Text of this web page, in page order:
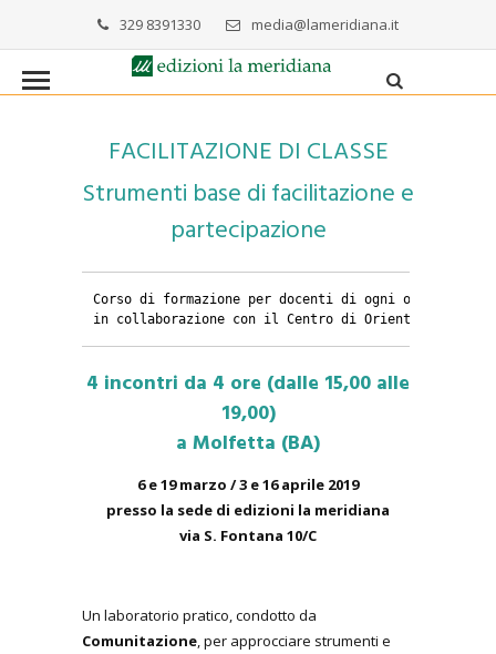
329 8391330 media@lameridiana.it
FACILITAZIONE DI CLASSE
Strumenti base di facilitazione e
partecipazione
Corso di formazione per docenti di ogni ordine e
in collaborazione con il Centro di Orientamento
4 incontri da 4 ore (dalle 15,00 alle
19,00)
a Molfetta (BA)
6 e 19 marzo / 3 e 16 aprile 2019
presso la sede di edizioni la meridiana
via S. Fontana 10/C
Un laboratorio pratico, condotto da
Comunitazione , per approcciare strumenti e